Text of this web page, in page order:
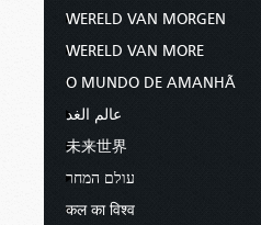
WERELD VAN MORGEN
WERELD VAN MORE
O MUNDO DE AMANHÃ
عالم الغد
未来世界
עולם המחר
कल का विश्व